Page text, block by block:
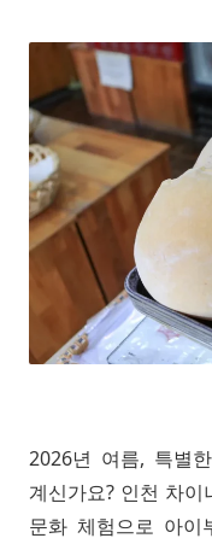
2026년 여름, 특별
계신가요? 인천 차
문화 체험으로 아